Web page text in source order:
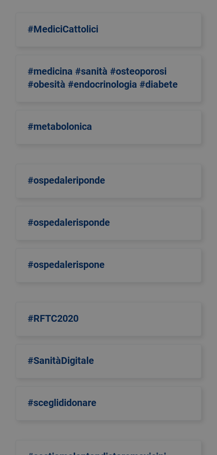
#MediciCattolici
#medicina #sanità #osteoporosi
#obesità #endocrinologia #diabete
#metabolonica
#ospedaleriponde
#ospedalerisponde
#ospedalerispone
#RFTC2020
#SanitàDigitale
#sceglididonare